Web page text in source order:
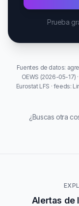
Prueba
Fuentes de datos:
OEWS (2026-05-17)
Eurostat LFS · feeds:
¿Buscas otra
Alertas de